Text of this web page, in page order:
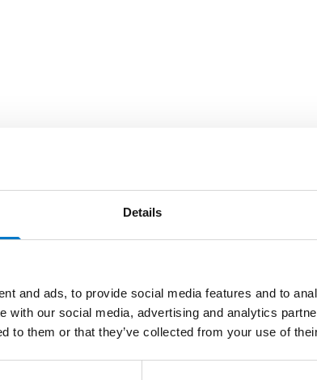
Details
and ads, to provide social media features and to
with our social media, advertising and analytics
to them or that they’ve collected from your use of
Auffindfunktion sorgen für eine intuitive
mehr Sicherheit im Einsatz.
mit erweiterten Steueranforderungen. Seine
Bedingungen.